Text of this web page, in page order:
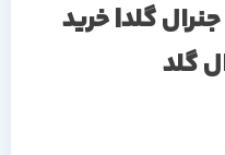
گازی 9000 جنرال گلد| خرید